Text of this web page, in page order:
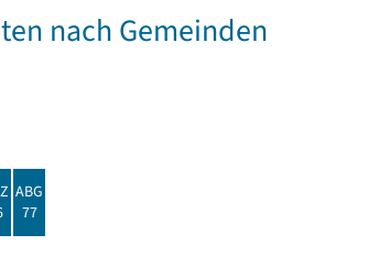
nach Gemeinden
ABG
77